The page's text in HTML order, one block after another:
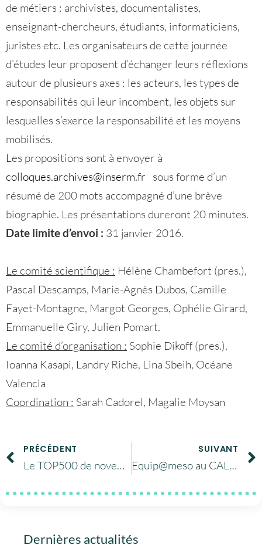
de métiers : archivistes, documentalistes,
enseignant-chercheurs, étudiants, informaticiens,
juristes etc. Les organisateurs de cette journée
d’études leur proposent d’échanger leurs réflexions
autour de plusieurs axes : les acteurs, les types de
responsabilités qui leur incombent, les objets sur
lesquelles s’exerce la responsabilité et les moyens
mobilisés.
Les propositions sont à envoyer à
colloques.archives@inserm.fr sous forme d’un
résumé de 200 mots accompagné d’une brève
biographie. Les présentations dureront 20 minutes.
Date limite d’envoi : 31 janvier 2016.
Le comité scientifique : Hélène Chambefort (pres.),
Pascal Descamps, Marie-Agnès Dubos, Camille
Fayet-Montagne, Margot Georges, Ophélie Girard,
Emmanuelle Giry, Julien Pomart.
Le comité d’organisation : Sophie Dikoff (pres.),
Ioanna Kasapi, Landry Riche, Lina Sbeih, Océane
Valencia
Coordination : Sarah Cadorel, Magalie Moysan
PRÉCÉDENT
Le TOP500 de novembre 2015 est sorti
SUIVANT
Equip@meso au CALMIP novembre 2015
Dernières actualités